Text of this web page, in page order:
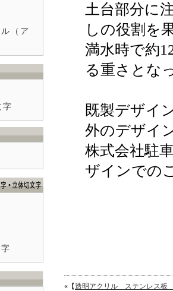
土台部分に
しの役割を
満水時で約
る重さとな
既製デザイ
外のデザイ
株式会社駐
ザインでの
«【透明アクリル ステンレス
（ア
字